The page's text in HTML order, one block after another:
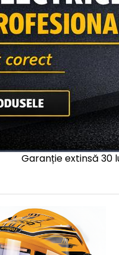
Garanție extinsă 30